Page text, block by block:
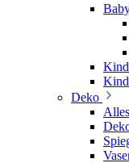
Deko